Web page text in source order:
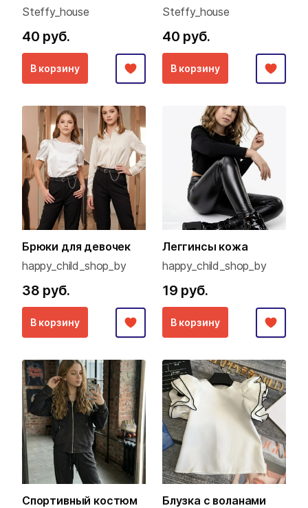
Steffy_house
40 руб.
В корзину
Steffy_house
40 руб.
В корзину
Брюки для девочек
happy_child_shop_by
38 руб.
В корзину
Леггинсы кожа
happy_child_shop_by
19 руб.
В корзину
Спортивный костюм Блузка с воланами